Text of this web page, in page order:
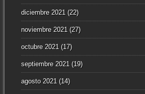
diciembre 2021(22)
noviembre 2021(27)
octubre 2021(17)
septiembre 2021(19)
agosto 2021(14)